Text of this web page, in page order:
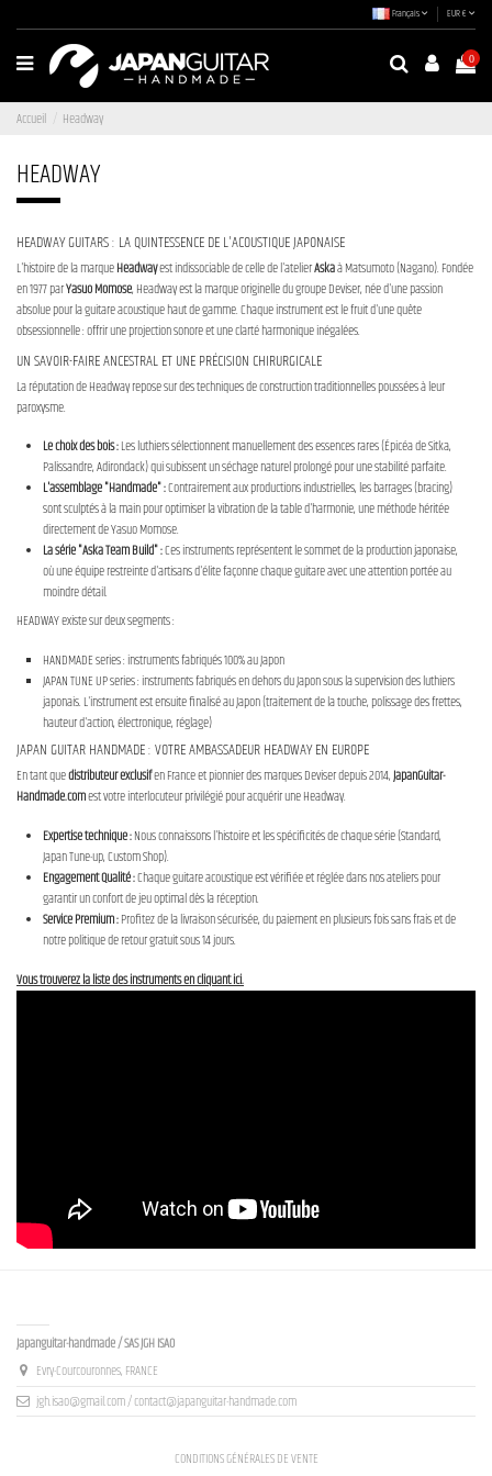
Français EUR €
0
Accueil Headway
HEADWAY
HEADWAY GUITARS : LA QUINTESSENCE DE L'ACOUSTIQUE JAPONAISE
L'histoire de la marqueHeadwayest indissociable de celle de l'atelierAskaà Matsumoto (Nagano). Fondée
en 1977 parYasuo Momose, Headway est la marque originelle du groupe Deviser, née d'une passion
absolue pour la guitare acoustique haut de gamme. Chaque instrument est le fruit d'une quête
obsessionnelle : offrir une projection sonore et une clarté harmonique inégalées.
UN SAVOIR-FAIRE ANCESTRAL ET UNE PRÉCISION CHIRURGICALE
La réputation de Headway repose sur des techniques de construction traditionnelles poussées à leur
paroxysme.
Le choix des bois :Les luthiers sélectionnent manuellement des essences rares (Épicéa de Sitka,
Palissandre, Adirondack) qui subissent un séchage naturel prolongé pour une stabilité parfaite.
L'assemblage "Handmade" :Contrairement aux productions industrielles, les barrages (bracing)
sont sculptés à la main pour optimiser la vibration de la table d'harmonie, une méthode héritée
directement de Yasuo Momose.
La série "Aska Team Build" :Ces instruments représentent le sommet de la production japonaise,
où une équipe restreinte d'artisans d'élite façonne chaque guitare avec une attention portée au
moindre détail.
HEADWAY existe sur deux segments :
HANDMADE series : instruments fabriqués 100% au Japon
JAPAN TUNE UP series : instruments fabriqués en dehors du Japon sous la supervision des luthiers
japonais. L'instrument est ensuite finalisé au Japon (traitement de la touche, polissage des frettes,
hauteur d'action, électronique, réglage)
JAPAN GUITAR HANDMADE : VOTRE AMBASSADEUR HEADWAY EN EUROPE
En tant quedistributeur exclusifen France et pionnier des marques Deviser depuis 2014,JapanGuitar-
Handmade.comest votre interlocuteur privilégié pour acquérir une Headway.
Expertise technique :Nous connaissons l'histoire et les spécificités de chaque série (Standard,
Japan Tune-up, Custom Shop).
Engagement Qualité :Chaque guitare acoustique est vérifiée et réglée dans nos ateliers pour
garantir un confort de jeu optimal dès la réception.
Service Premium :Profitez de la livraison sécurisée, du paiement en plusieurs fois sans frais et de
notre politique de retour gratuit sous 14 jours.
Vous trouverez la liste des instruments en cliquant ici.
Japanguitar-handmade / SAS JGH ISAO
Evry-Courcouronnes, FRANCE
jgh.isao@gmail.com / contact@japanguitar-handmade.com
CONDITIONS GÉNÉRALES DE VENTE